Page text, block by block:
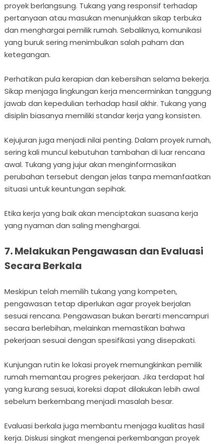
proyek berlangsung. Tukang yang responsif terhadap
pertanyaan atau masukan menunjukkan sikap terbuka
dan menghargai pemilik rumah. Sebaliknya, komunikasi
yang buruk sering menimbulkan salah paham dan
ketegangan.
Perhatikan pula kerapian dan kebersihan selama bekerja.
Sikap menjaga lingkungan kerja mencerminkan tanggung
jawab dan kepedulian terhadap hasil akhir. Tukang yang
disiplin biasanya memiliki standar kerja yang konsisten.
Kejujuran juga menjadi nilai penting. Dalam proyek rumah,
sering kali muncul kebutuhan tambahan di luar rencana
awal. Tukang yang jujur akan menginformasikan
perubahan tersebut dengan jelas tanpa memanfaatkan
situasi untuk keuntungan sepihak.
Etika kerja yang baik akan menciptakan suasana kerja
yang nyaman dan saling menghargai.
7. Melakukan Pengawasan dan Evaluasi
Secara Berkala
Meskipun telah memilih tukang yang kompeten,
pengawasan tetap diperlukan agar proyek berjalan
sesuai rencana. Pengawasan bukan berarti mencampuri
secara berlebihan, melainkan memastikan bahwa
pekerjaan sesuai dengan spesifikasi yang disepakati.
Kunjungan rutin ke lokasi proyek memungkinkan pemilik
rumah memantau progres pekerjaan. Jika terdapat hal
yang kurang sesuai, koreksi dapat dilakukan lebih awal
sebelum berkembang menjadi masalah besar.
Evaluasi berkala juga membantu menjaga kualitas hasil
kerja. Diskusi singkat mengenai perkembangan proyek